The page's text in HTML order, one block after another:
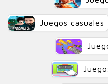
Juegos casuales